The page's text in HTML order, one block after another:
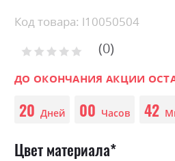
Skip
the
of
images
gallery
Код товара: l10050504
Рейтинг: 0
ДО ОКОНЧАНИЯ АКЦИИ
20 Дней 00 Часов 42
Цвет материала